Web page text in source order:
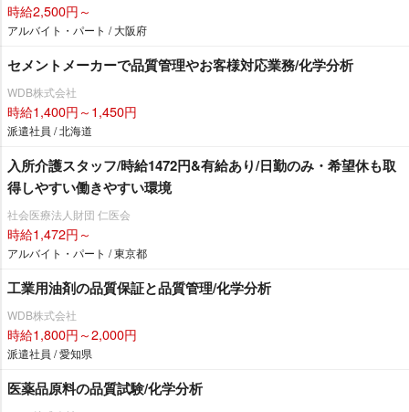
時給2,500円～
アルバイト・パート / 大阪府
セメントメーカーで品質管理やお客様対応業務/化学分析
WDB株式会社
時給1,400円～1,450円
派遣社員 / 北海道
入所介護スタッフ/時給1472円&有給あり/日勤のみ・希望休も取
得しやすい働きやすい環境
社会医療法人財団 仁医会
時給1,472円～
アルバイト・パート / 東京都
工業用油剤の品質保証と品質管理/化学分析
WDB株式会社
時給1,800円～2,000円
派遣社員 / 愛知県
医薬品原料の品質試験/化学分析